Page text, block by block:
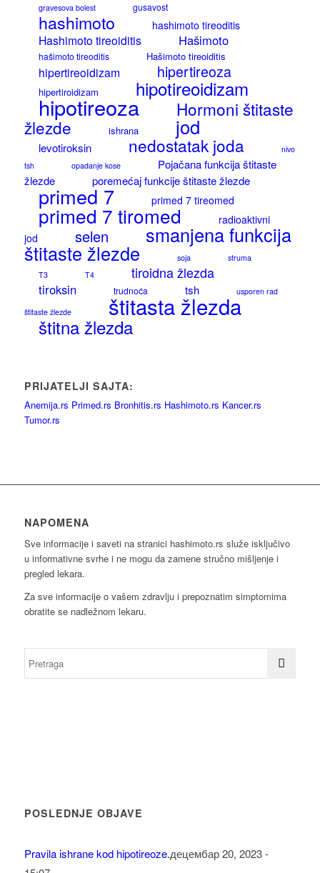
gravesova bolest gusavost
hashimoto hashimoto tireoditis
Hashimoto tireoiditis Hašimoto
hašimoto tireoditis Hašimoto tireoiditis
hipertireoidizam hipertireoza
hipertiroidizam hipotireoidizam
hipotireoza
Hormoni štitaste
žlezde
ishrana jod
levotiroksin nedostatak joda
nivo
tsh
opadanje kose
Pojačana funkcija štitaste
žlezde
poremećaj funkcije štitaste žlezde
primed 7 primed 7 tireomed
primed 7 tiromed
radioaktivni
jod
selen smanjena funkcija
štitaste žlezde soja
struma
T3
T4 tiroidna žlezda
tiroksin trudnoća tsh
usporen rad
štitaste žlezde
štitasta žlezda
štitna žlezda
PRIJATELJI SAJTA:
Anemija.rs Primed.rs Bronhitis.rs Hashimoto.rs Kancer.rs
Tumor.rs
NAPOMENA
Sve informacije i saveti na stranici hashimoto.rs služe isključivo
u informativne svrhe i ne mogu da zamene stručno mišljenje i
pregled lekara.
Za sve informacije o vašem zdravlju i prepoznatim simptomima
obratite se nadležnom lekaru.
POSLEDNJE OBJAVE
Pravila ishrane kod hipotireoze.децембар 20, 2023 -